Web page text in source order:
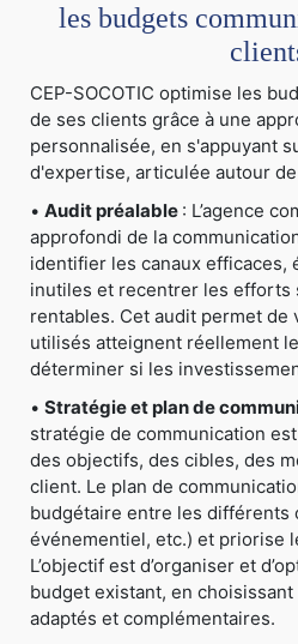
les budgets
CEP-SOCOTIC optimise les
de ses clients grâce à une
personnalisée, en s'appuyant
d'expertise, articulée autour
• Audit préalable : L’agence
approfondi de la
identifier les canaux efficaces,
inutiles et recentrer les efforts
rentables. Cet audit permet
utilisés atteignent réellement
déterminer si les
• Stratégie et plan de
stratégie de communication
des objectifs, des cibles, des
client. Le plan de
budgétaire entre les différents
événementiel, etc.) et priorise
L’objectif est d’organiser et
budget existant, en
adaptés et complémentaires.